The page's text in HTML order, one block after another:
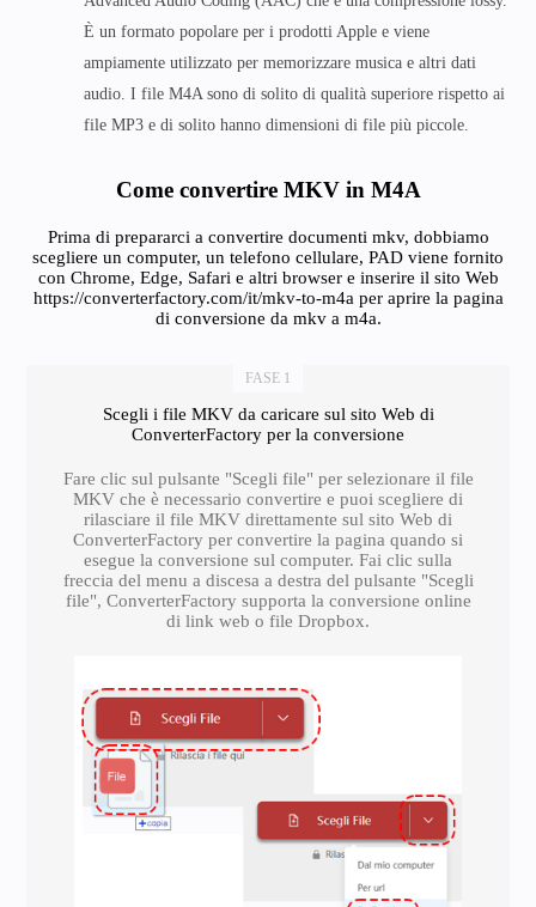
È un formato popolare per i prodotti Apple e viene
ampiamente utilizzato per memorizzare musica e altri dati
audio. I file M4A sono di solito di qualità superiore rispetto ai
file MP3 e di solito hanno dimensioni di file più piccole.
Come convertire MKV in M4A
Prima di prepararci a convertire documenti mkv, dobbiamo
scegliere un computer, un telefono cellulare, PAD viene fornito
con Chrome, Edge, Safari e altri browser e inserire il sito Web
https://converterfactory.com/it/mkv-to-m4a per aprire la pagina
di conversione da mkv a m4a.
FASE 1
Scegli i file MKV da caricare sul sito Web di
ConverterFactory per la conversione
Fare clic sul pulsante "Scegli file" per selezionare il file
MKV che è necessario convertire e puoi scegliere di
rilasciare il file MKV direttamente sul sito Web di
ConverterFactory per convertire la pagina quando si
esegue la conversione sul computer. Fai clic sulla
freccia del menu a discesa a destra del pulsante "Scegli
file", ConverterFactory supporta la conversione online
di link web o file Dropbox.